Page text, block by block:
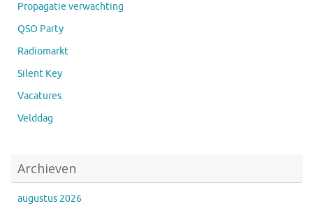
Propagatie verwachting
QSO Party
Radiomarkt
Silent Key
Vacatures
Velddag
Archieven
augustus 2026